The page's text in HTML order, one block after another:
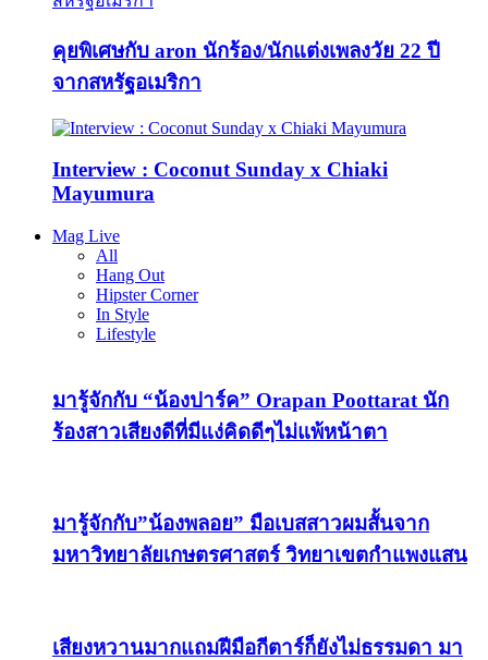
คุยพิเศษกับ aron นักร้อง/นักแต่งเพลงวัย 22 ปี
จากสหรัฐอเมริกา
Interview : Coconut Sunday x Chiaki
Mayumura
Mag Live
All
Hang Out
Hipster Corner
In Style
Lifestyle
มารู้จักกับ “น้องปาร์ค” Orapan Poottarat นัก
ร้องสาวเสียงดีที่มีแง่คิดดีๆไม่แพ้หน้าตา
มารู้จักกับ”น้องพลอย” มือเบสสาวผมสั้นจาก
มหาวิทยาลัยเกษตรศาสตร์ วิทยาเขตกำแพงแสน
เสียงหวานมากแถมฝีมือกีตาร์ก็ยังไม่ธรรมดา มา